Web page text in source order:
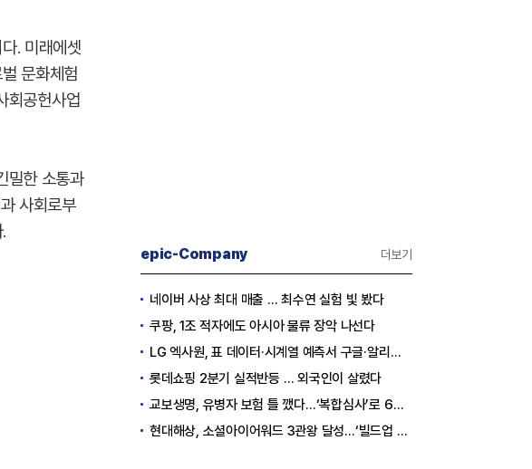
. 미래에셋
문화체험
회공헌사업
밀한 소통과
사회로부
epic-Company 더보기
네이버 사상 최대 매출 … 최수연 실험 빛 봤다
쿠팡, 1조 적자에도 아시아 물류 장악 나선다
LG 엑사원, 표 데이터·시계열 예측서 구글·알리바바 제쳤다
롯데쇼핑 2분기 실적반등 … 외국인이 살렸다
교보생명, 유병자 보험 틀 깼다…‘복합심사’로 6개월 독점권 획득
현대해상, 소셜아이어워드 3관왕 달성…‘빌드업 육아’ 소통 결실